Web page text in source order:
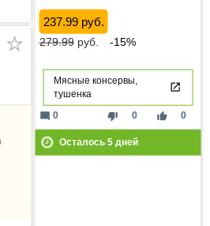
237.99 руб.
279.99руб. -15%
Мясные консервы,
тушенка
thumb_down 0 thumb_up 0
mode_comment 0
Осталось 5дней